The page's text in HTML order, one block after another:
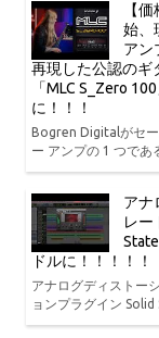
【
始、
アン
再現した公認のギ
「MLC S_Zero
に！！！
Bogren Digitalがセ
ー アンプの 1 つであ
アナ
レー
ドルに！！！！！
アナログディストー
ョンプラグイン